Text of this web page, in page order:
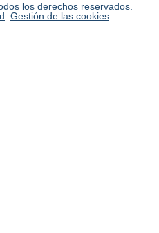
los derechos reservados.
Gestión de las cookies